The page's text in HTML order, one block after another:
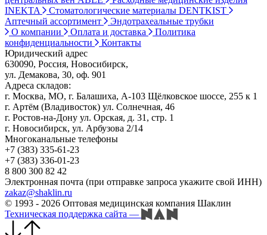
INEKTA
Стоматологические материалы DENTKIST
Аптечный ассортимент
Эндотрахеальные трубки
О компании
Оплата и доставка
Политика
конфиденциальности
Контакты
Юридический адрес
630090, Россия, Новосибирск,
ул. Демакова, 30, оф. 901
Адреса складов:
г. Москва, МО, г. Балашиха, А-103 Щёлковское шоссе, 255 к 1
г. Артём (Владивосток) ул. Солнечная, 46
г. Ростов-на-Дону ул. Орская, д. 31, стр. 1
г. Новосибирск, ул. Арбузова 2/14
Многоканальные телефоны
+7 (383) 335-61-23
+7 (383) 336-01-23
8 800 300 82 42
Электронная почта (при отправке запроса укажите свой ИНН)
zakaz@shaklin.ru
© 1993 - 2026 Оптовая медицинская компания Шаклин
Техническая поддержка сайта —